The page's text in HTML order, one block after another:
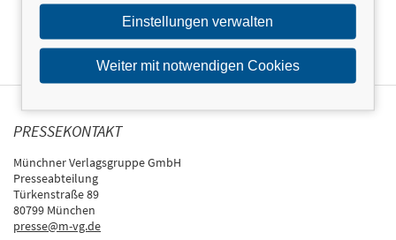
PRESSEKONTAKT
Münchner Verlagsgruppe GmbH
Presseabteilung
Türkenstraße 89
80799 München
presse@m-vg.de
Einstellungen verwalten
Weiter mit notwendigen Cookies